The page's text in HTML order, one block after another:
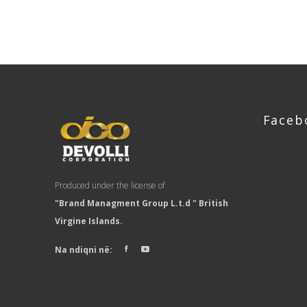
Produced under the license of
"Brand Managment Group L.t.d " British
Virgine Islands.
Na ndiqni në: